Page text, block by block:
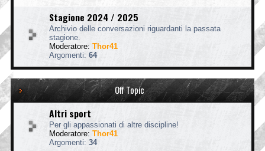
Stagione 2024 / 2025
Archivio delle conversazioni riguardanti la passata
stagione.
Moderatore: Thor41
Argomenti: 64
Off Topic
Altri sport
Per gli appassionati di altre discipline!
Moderatore: Thor41
Argomenti: 34